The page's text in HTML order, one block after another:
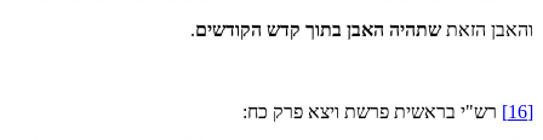
והאבן הזאת שתהיה האבן בתוך קדש הקודשים.
[16]
רש"י בראשית פרשת ויצא פרק כח: